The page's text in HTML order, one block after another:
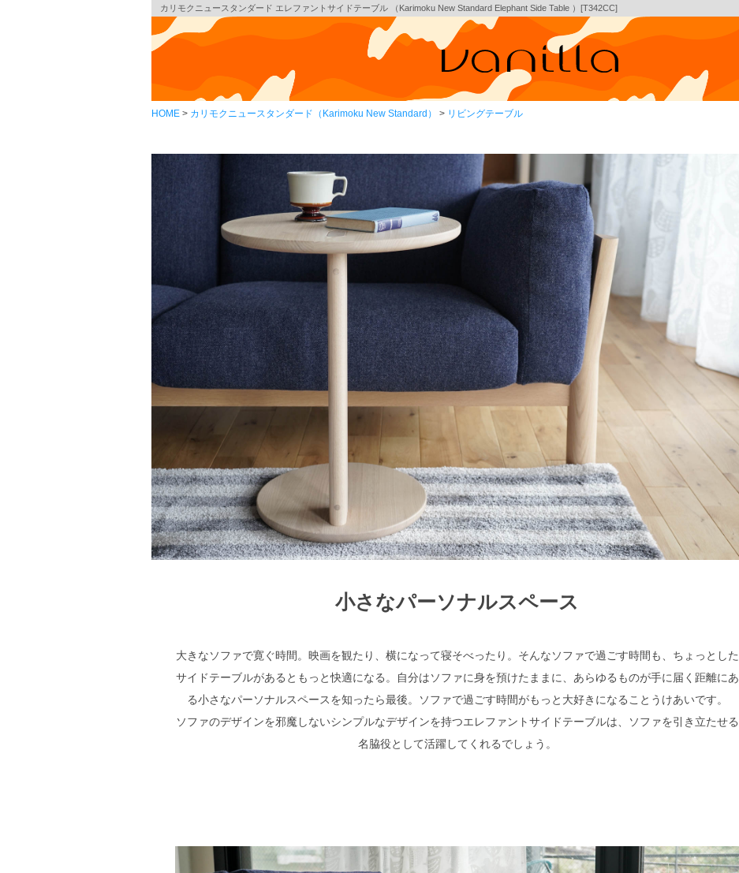
カリモクニュースタンダード エレファントサイドテーブル （Karimoku New Standard Elephant Side Table ）[T342CC]
HOME カリモクニュースタンダード（Karimoku New Standard） リビングテーブル
小さなパーソナルスペース
大きなソファで寛ぐ時間。映画を観たり、横になって寝そべったり。そんなソファで過ごす時間も、ちょっとした
サイドテーブルがあるともっと快適になる。自分はソファに身を預けたままに、あらゆるものが手に届く距離にあ
る小さなパーソナルスペースを知ったら最後。ソファで過ごす時間がもっと大好きになることうけあいです。
ソファのデザインを邪魔しないシンプルなデザインを持つエレファントサイドテーブルは、ソファを引き立たせる
名脇役として活躍してくれるでしょう。
検索